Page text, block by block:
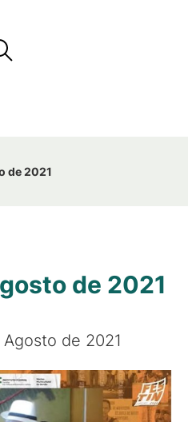
de 2021
de 2021
de 2021